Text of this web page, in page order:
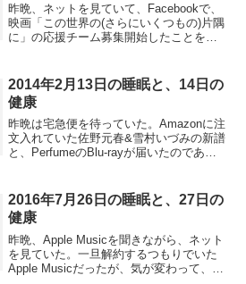
昨晩、ネットを見ていて、Facebookで、
映画「この世界の(さらにいくつもの)片隅
に」の応援チーム募集開始したことを思
事の打ち合わせでそのことを忘れてい
た。それでFa...
2014年2月13日の睡眠と、14日の
健康
昨晩は宅急便を待っていた。Amazonに注
文入れていた佐野元春&雪村いづみの新譜
と、PerfumeのBlu-rayが届いたのであ
でも寝たのは10時半。睡眠の質はあまり
良...
2016年7月26日の睡眠と、27日の
健康
昨晩、Apple Musicを聞きながら、ネット
を見ていた。一旦解約するつもりでいた
Apple Musicだったが、気が変わって、8